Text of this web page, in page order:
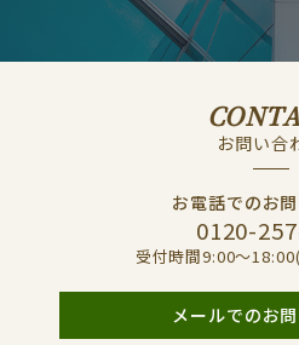
お問い合
お電話でのお
0120-
受付時間9:00〜
メールでのお